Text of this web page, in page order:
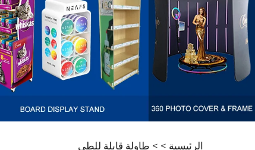
الرئيسية > > طاولة قابلة للطي